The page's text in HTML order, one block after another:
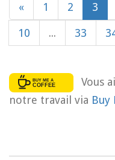
« 1 2 3
10 ... 33
Vous
notre travail via Buy